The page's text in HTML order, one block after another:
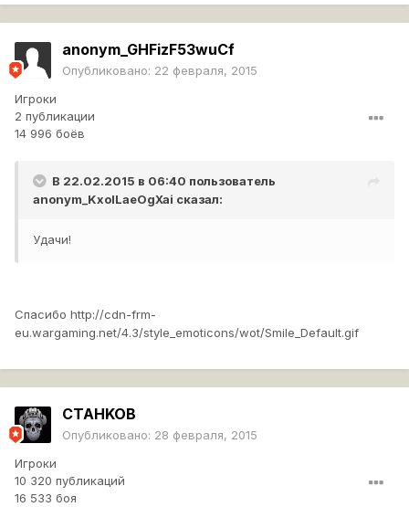
anonym_GHFizF53wuCf
Опубликовано: 22 февраля, 2015
Игроки
2 публикации
14 996 боёв
В 22.02.2015 в 06:40 пользователь
anonym_KxoILaeOgXai сказал:
Удачи!
Спасибо http://cdn-frm-
eu.wargaming.net/4.3/style_emoticons/wot/Smile_Default.gif
CTAHKOB
Опубликовано: 28 февраля, 2015
Игроки
10 320 публикаций
16 533 боя